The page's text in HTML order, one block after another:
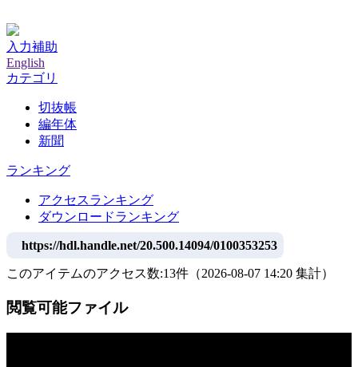
入力補助
English
カテゴリ
切抜帳
編年体
新聞
ランキング
アクセスランキング
ダウンロードランキング
https://hdl.handle.net/20.500.14094/0100353253
このアイテムのアクセス数:13件 （2026-08-07 14:20 集計）
閲覧可能ファイル